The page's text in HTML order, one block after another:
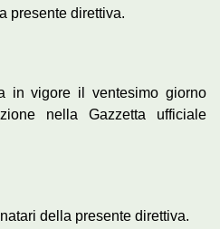
presente direttiva.
in vigore il ventesimo giorno
nella Gazzetta ufficiale
della presente direttiva.